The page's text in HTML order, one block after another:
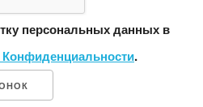
персональных данных в
.